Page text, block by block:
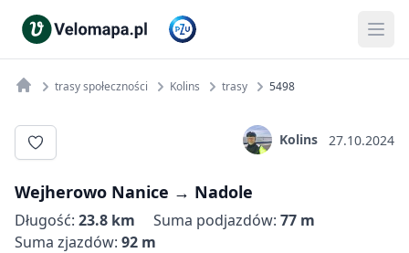
trasy społeczności Kolins trasy 5498
Kolins 27.10.2024
Wejherowo Nanice‬ → ‪Nadole
Długość: 23.8 km Suma podjazdów: 77 m
Suma zjazdów: 92 m